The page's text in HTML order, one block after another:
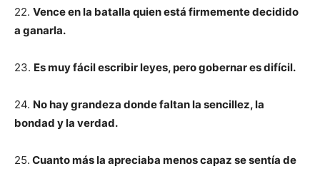
22. Vence en la batalla quien está firmemente decidido
a ganarla.
23. Es muy fácil escribir leyes, pero gobernar es difícil.
24. No hay grandeza donde faltan la sencillez, la
bondad y la verdad.
25. Cuanto más la apreciaba menos capaz se sentía de